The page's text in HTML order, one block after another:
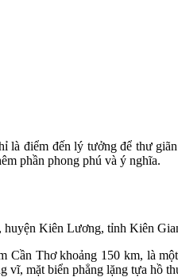
là điểm đến lý tưởng để thư
phần phong phú và ý nghĩa.
huyện Kiên Lương, tỉnh Kiên
Cần Thơ khoảng 150 km, là
vĩ, mặt biển phẳng lặng tựa hồ